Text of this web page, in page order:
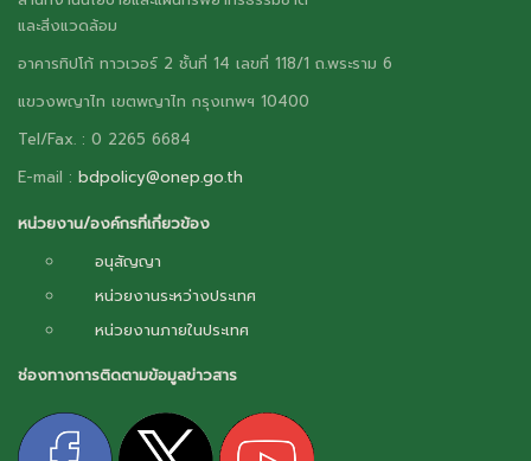
และสิ่งแวดล้อม
อาคารทิปโก้ ทาวเวอร์ 2 ชั้นที่ 14 เลขที่ 118/1 ถ.พระราม 6
แขวงพญาไท เขตพญาไท กรุงเทพฯ 10400
Tel/Fax. : 0 2265 6684
E-mail : bdpolicy@onep.go.th
หน่วยงาน/องค์กรที่เกี่ยวข้อง
อนุสัญญา
หน่วยงานระหว่างประเทศ
หน่วยงานภายในประเทศ
ช่องทางการติดตามข้อมูลข่าวสาร